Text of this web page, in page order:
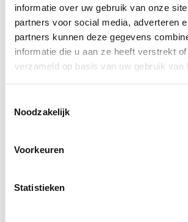
informatie over uw gebruik van onze
partners voor social media, adverteren
partners kunnen deze gegevens
informatie die u aan ze heeft verstrekt
verzameld op basis van uw gebruik van
Noodzakelijk
Voorkeuren
Statistieken
Logeerzorg: Kortdurend verblijf in
waar je naaste de nodige zorg en
Thuiszorg: Ondersteuning in de
een ervaren respijthulp.